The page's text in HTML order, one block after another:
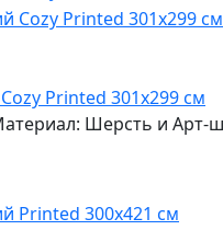
Printed 301x299 см
Шерсть и Арт-